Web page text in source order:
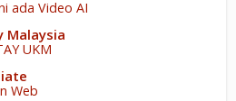
ada Video AI
Malaysia
UKM
Web